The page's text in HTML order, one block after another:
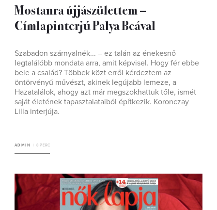
Mostanra újjászülettem –
Címlapinterjú Palya Beával
Szabadon szárnyalnék... – ez talán az énekesnő
legtalálóbb mondata arra, amit képvisel. Hogy fér ebbe
bele a család? Többek közt erről kérdeztem az
öntörvényű művészt, akinek legújabb lemeze, a
Hazatalálok, ahogy azt már megszokhattuk tőle, ismét
saját életének tapasztalataiból építkezik. Koronczay
Lilla interjúja.
ADMIN 8 PERC